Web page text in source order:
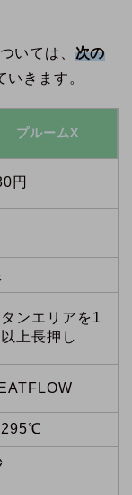
いては、 次の
いきます。
プルームX
円
ンエリアを1
上長押し
295℃